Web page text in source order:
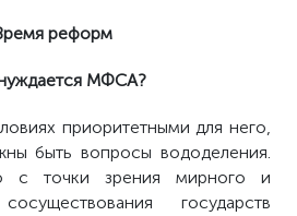
реформ
МФСА?
приоритетными для него,
быть вопросы вододеления.
с точки зрения мирного и
государств